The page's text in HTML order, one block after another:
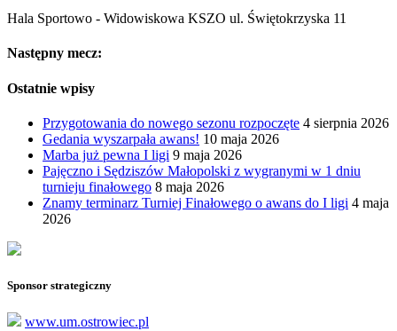
Hala Sportowo - Widowiskowa KSZO ul. Świętokrzyska 11
Następny mecz:
Ostatnie wpisy
Przygotowania do nowego sezonu rozpoczęte 4 sierpnia 2026
Gedania wyszarpała awans! 10 maja 2026
Marba już pewna I ligi 9 maja 2026
Pajęczno i Sędziszów Małopolski z wygranymi w 1 dniu
turnieju finałowego 8 maja 2026
Znamy terminarz Turniej Finałowego o awans do I ligi 4 maja
2026
Sponsor strategiczny
www.um.ostrowiec.pl